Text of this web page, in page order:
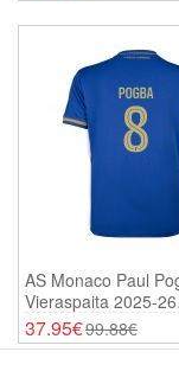
AS Monaco Paul
Vieraspaita 2025-26
Lyhythihainen
37.95€99.88€